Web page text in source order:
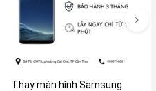
Thay màn hình Samsung